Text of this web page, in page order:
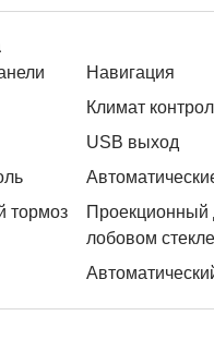
Навигация
Климат
USB выход
тормоз
Проекционный
лобовом стекле